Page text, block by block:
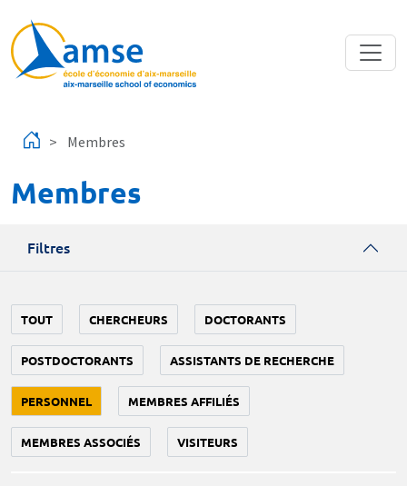
Membres
Membres
Filtres
TOUT CHERCHEURS DOCTORANTS
POSTDOCTORANTS ASSISTANTS DE RECHERCHE
PERSONNEL MEMBRES AFFILIÉS
MEMBRES ASSOCIÉS VISITEURS